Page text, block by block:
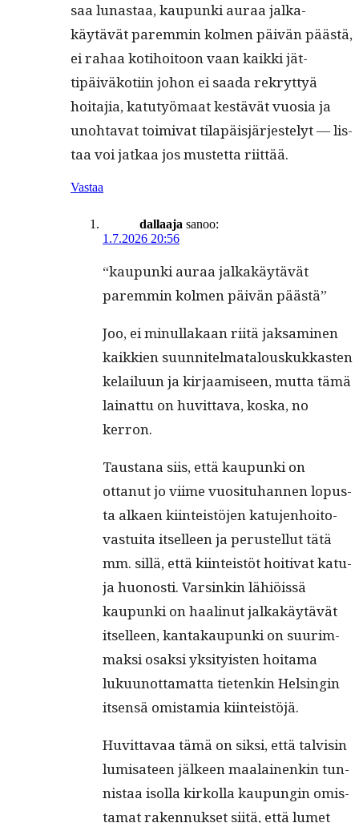
saa lunas­taa, kaupun­ki auraa jalka­
käytävät parem­min kol­men päivän päästä,
ei rahaa koti­hoitoon vaan kaik­ki jät­
tipäiväkoti­in johon ei saa­da rekryt­tyä
hoita­jia, katu­työ­maat kestävät vuosia ja
uno­hta­vat toimi­vat tilapäisjär­jeste­lyt — lis­
taa voi jatkaa jos mustet­ta riittää.
Vastaa
dallaaja sanoo:
1.7.2026 20:56
“kaupun­ki auraa jalka­käytävät
parem­min kol­men päivän päästä”
Joo, ei min­ul­lakaan riitä jak­sami­nen
kaikkien suun­nitel­mat­alouskukkas­ten
kelailu­un ja kir­jaamiseen, mut­ta tämä
lainat­tu on huvit­ta­va, kos­ka, no
kerron.
Taus­tana siis, että kaupun­ki on
ottanut jo viime vuosi­tuhan­nen lopus­
ta alka­en kiin­teistö­jen katu­jen­hoito­
vas­tui­ta itselleen ja perustel­lut tätä
mm. sil­lä, että kiin­teistöt hoiti­vat katu­
ja huonos­ti. Varsinkin lähiöis­sä
kaupun­ki on haal­in­ut jalka­käytävät
itselleen, kan­takaupun­ki on suurim­
mak­si osak­si yksi­ty­is­ten hoita­ma
luku­unot­ta­mat­ta tietenkin Helsin­gin
itsen­sä omis­tamia kiinteistöjä.
Huvit­tavaa tämä on sik­si, että talvisin
lumisateen jäl­keen maalainenkin tun­
nistaa isol­la kirkol­la kaupun­gin omis­
ta­mat raken­nuk­set siitä, että lumet